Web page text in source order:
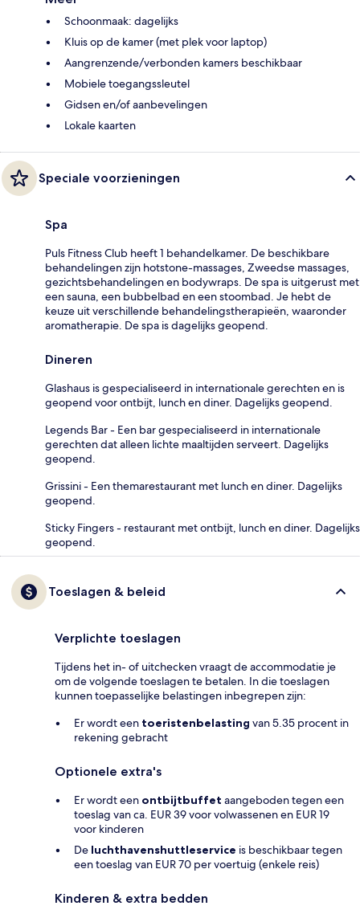
Schoonmaak: dagelijks
Kluis op de kamer (met plek voor laptop)
Aangrenzende/verbonden kamers beschikbaar
Mobiele toegangssleutel
Gidsen en/of aanbevelingen
Lokale kaarten
Speciale voorzieningen
Spa
Puls Fitness Club heeft 1 behandelkamer. De beschikbare
behandelingen zijn hotstone-massages, Zweedse massages,
gezichtsbehandelingen en bodywraps. De spa is uitgerust met
een sauna, een bubbelbad en een stoombad. Je hebt de
keuze uit verschillende behandelingstherapieën, waaronder
aromatherapie. De spa is dagelijks geopend.
Dineren
Glashaus is gespecialiseerd in internationale gerechten en is
geopend voor ontbijt, lunch en diner. Dagelijks geopend.
Legends Bar - Een bar gespecialiseerd in internationale
gerechten dat alleen lichte maaltijden serveert. Dagelijks
geopend.
Grissini - Een themarestaurant met lunch en diner. Dagelijks
geopend.
Sticky Fingers - restaurant met ontbijt, lunch en diner. Dagelijks
geopend.
Toeslagen & beleid
Verplichte toeslagen
Tijdens het in- of uitchecken vraagt de accommodatie je
om de volgende toeslagen te betalen. In die toeslagen
kunnen toepasselijke belastingen inbegrepen zijn:
Er wordt een toeristenbelasting van 5.35 procent in
rekening gebracht
Optionele extra's
Er wordt een ontbijtbuffet aangeboden tegen een
toeslag van ca. EUR 39 voor volwassenen en EUR 19
voor kinderen
De luchthavenshuttleservice is beschikbaar tegen
een toeslag van EUR 70 per voertuig (enkele reis)
Kinderen & extra bedden